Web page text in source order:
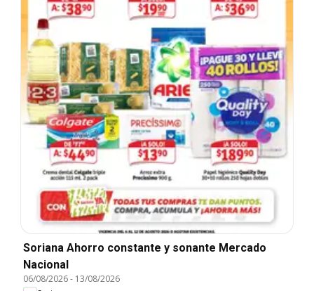
Soriana Ahorro constante y sonante Mercado
Nacional
06/08/2026- 13/08/2026